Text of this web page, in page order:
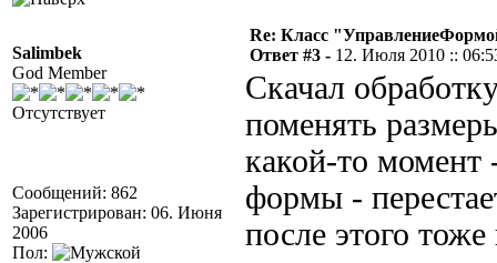
Salimbek
God Member
Отсутствует
Сообщений: 862
Зарегистрирован: 06. Июня
2006
Пол:
Re: Класс
Ответ #3 - 12. Июля 2010 ::
Скачал
поменять
какой-то момент
формы -
после этого